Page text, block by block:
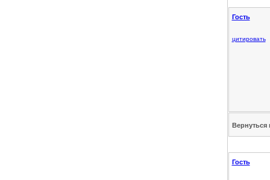
Гость
цитировать
Вернуться
Гость